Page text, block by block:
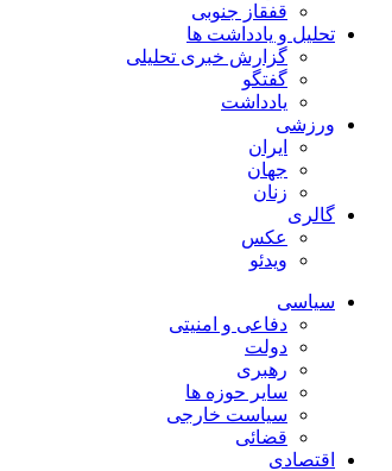
قفقاز جنوبی
تحلیل و یادداشت ها
گزارش خبری تحلیلی
گفتگو
یادداشت
ورزشی
ایران
جهان
زنان
گالری
عکس
ویدئو
سیاسی
دفاعی و امنیتی
دولت
رهبری
سایر حوزه ها
سیاست خارجی
قضائی
اقتصادی